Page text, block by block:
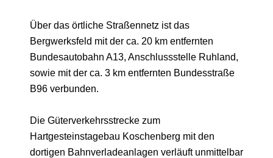
Über das örtliche Straßennetz ist das
Bergwerksfeld mit der ca. 20 km entfernten
Bundesautobahn A13, Anschlussstelle Ruhland,
sowie mit der ca. 3 km entfernten Bundesstraße
B96 verbunden.
Die Güterverkehrsstrecke zum
Hartgesteinstagebau Koschenberg mit den
dortigen Bahnverladeanlagen verläuft unmittelbar